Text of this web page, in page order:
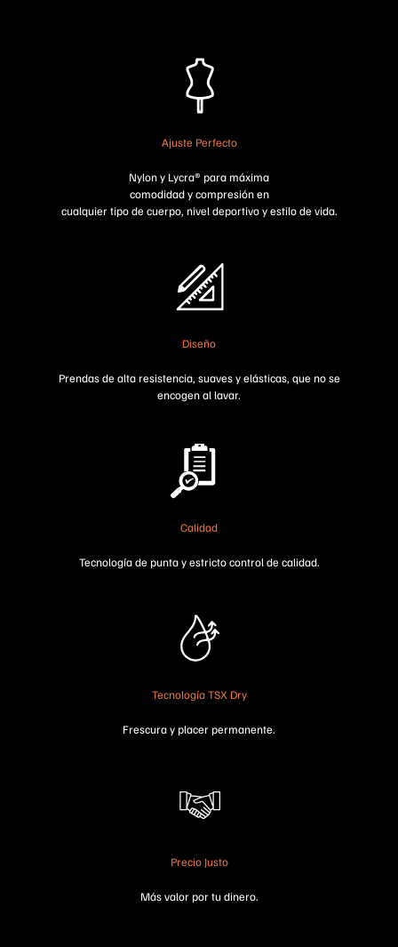
Ajuste Perfecto
Nylon y Lycra® para máxima
comodidad y compresión en
cualquier tipo de cuerpo, nivel deportivo y estilo de vida.
Diseño
Prendas de alta resistencia, suaves y elásticas, que no se
encogen al lavar.
Calidad
Tecnología de punta y estricto control de calidad.
Tecnología TSX Dry
Frescura y placer permanente.
Precio Justo
Más valor por tu dinero.